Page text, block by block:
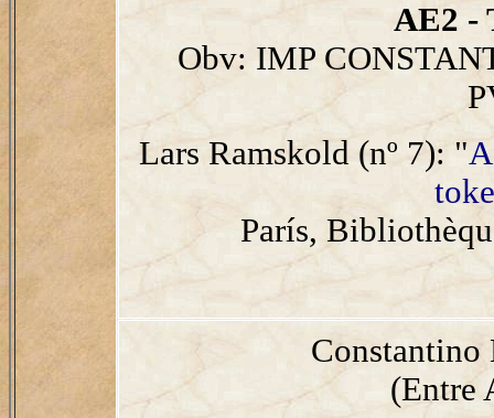
AE2 -
Obv: IMP
Lars Ramskold (nº 7): "
París,
Constantino
(Entre